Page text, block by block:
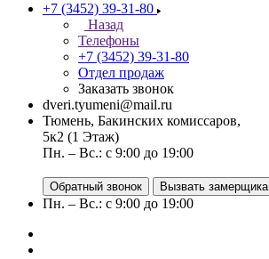
+7 (3452) 39-31-80
Назад
Телефоны
+7 (3452) 39-31-80
Отдел продаж
Заказать звонок
dveri.tyumeni@mail.ru
Тюмень, Бакинских комиссаров,
5к2 (1 Этаж)
Пн. – Вс.: с 9:00 до 19:00
Обратный звонок Вызвать замерщика
Пн. – Вс.: с 9:00 до 19:00